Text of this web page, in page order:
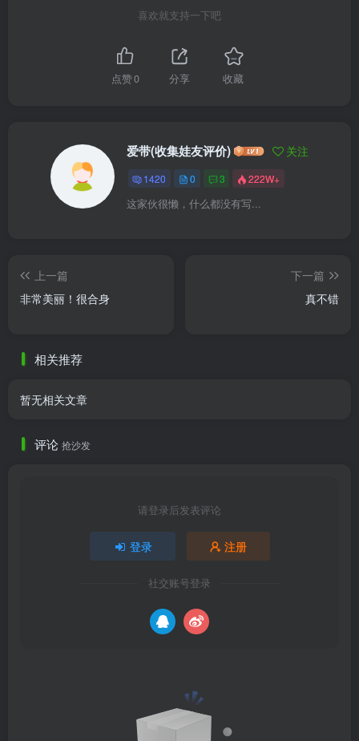
喜欢就支持一下吧
点赞0 分享 收藏
爱带(收集娃友评价) 关注
1420 0 3 222W+
这家伙很懒，什么都没有写...
上一篇
非常美丽！很合身
下一篇
真不错
相关推荐
暂无相关文章
评论 抢沙发
请登录后发表评论
登录 注册
社交账号登录